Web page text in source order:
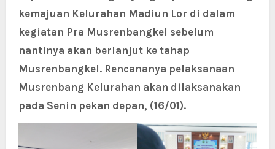
kemajuan Kelurahan Madiun Lor di dalam
kegiatan Pra Musrenbangkel sebelum
nantinya akan berlanjut ke tahap
Musrenbangkel. Rencananya pelaksanaan
Musrenbang Kelurahan akan dilaksanakan
pada Senin pekan depan, (16/01).